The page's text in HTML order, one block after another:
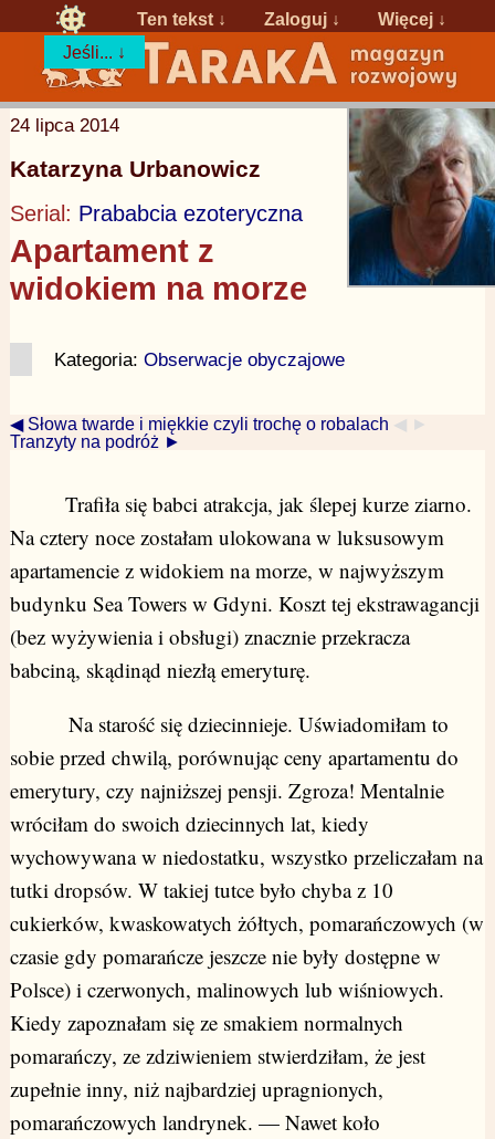
Ten tekst ↓ Zaloguj ↓
Więcej ↓
Jeśli... ↓
24 lipca 2014
Katarzyna Urbanowicz
Serial: Prababcia ezoteryczna
Apartament z
widokiem na morze
Kategoria: Obserwacje obyczajowe
◀ Słowa twarde i miękkie czyli trochę o robalach ◀ ►
Tranzyty na podróż ►
Trafiła się babci atrakcja, jak ślepej kurze ziarno.
Na cztery noce zostałam ulokowana w luksusowym
apartamencie z widokiem na morze, w najwyższym
budynku Sea Towers w Gdyni. Koszt tej ekstrawagancji
(bez wyżywienia i obsługi) znacznie przekracza
babciną, skądinąd niezłą emeryturę.
Na starość się dziecinnieje. Uświadomiłam to
sobie przed chwilą, porównując ceny apartamentu do
emerytury, czy najniższej pensji. Zgroza! Mentalnie
wróciłam do swoich dziecinnych lat, kiedy
wychowywana w niedostatku, wszystko przeliczałam na
tutki dropsów. W takiej tutce było chyba z 10
cukierków, kwaskowatych żółtych, pomarańczowych (w
czasie gdy pomarańcze jeszcze nie były dostępne w
Polsce) i czerwonych, malinowych lub wiśniowych.
Kiedy zapoznałam się ze smakiem normalnych
pomarańczy, ze zdziwieniem stwierdziłam, że jest
zupełnie inny, niż najbardziej upragnionych,
pomarańczowych landrynek. — Nawet koło